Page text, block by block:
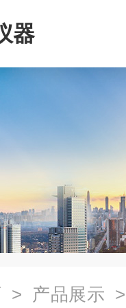
器
> 产品展示